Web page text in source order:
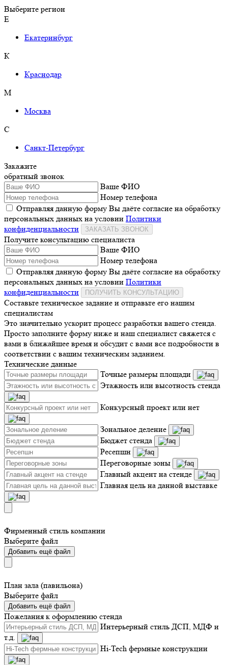
Выберите регион
Е
Екатеринбург
К
Краснодар
М
Москва
С
Санкт-Петербург
Закажите
обратный звонок
Ваше ФИО
Номер телефона
Отправляя данную форму Вы даёте согласие на обработку
персональных данных на условии Политики
конфиденциальности
ЗАКАЗАТЬ ЗВОНОК
Получите консультацию специалиста
Ваше ФИО
Номер телефона
Отправляя данную форму Вы даёте согласие на обработку
персональных данных на условии Политики
конфиденциальности
ПОЛУЧИТЬ КОНСУЛЬТАЦИЮ
Составьте техническое задание и отправьте его нашим
специалистам
Это значительно ускорит процесс разработки вашего стенда.
Просто заполните форму ниже и наш специалист свяжется с
вами в ближайшее время и обсудит с вами все подробности в
соответствии с вашим техническим заданием.
Технические данные
Точные размеры площади
Этажность или высотность стенда
Конкурсный проект или нет
Зональное деление
Бюджет стенда
Ресепшн
Переговорные зоны
Главный акцент на стенде
Главная цель на данной выставке
Фирменный стиль компании
Выберите файл
Добавить ещё файл
План зала (павильона)
Выберите файл
Добавить ещё файл
Пожелания к оформлению стенда
Интерьерный стиль ДСП, МДФ и
т.д.
Hi-Tech фермные конструкции